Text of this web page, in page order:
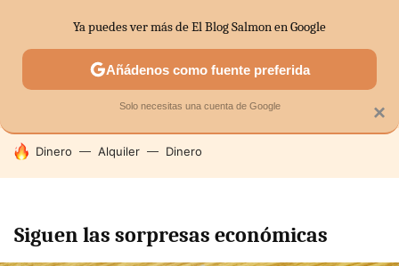
SECTORES ECONOMÍA DOMÉSTICA MERCADOS
HOY SE HABLA DE
Dinero Alquiler Dinero
Siguen las sorpresas económicas
×
Ya puedes ver más de El Blog Salmon en Google
Añádenos como fuente preferida
Solo necesitas una cuenta de Google